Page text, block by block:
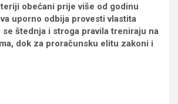
obećani prije više od godinu
uporno odbija provesti vlastita
se štednja i stroga pravila treniraju na
dok za proračunsku elitu zakoni i